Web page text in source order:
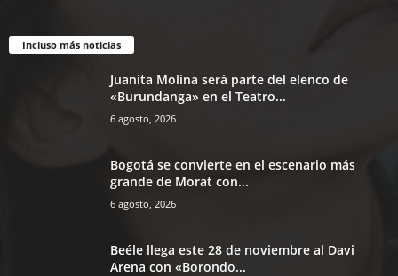
Incluso más noticias
Juanita Molina será parte del elenco de
«Burundanga» en el Teatro...
6 agosto, 2026
Bogotá se convierte en el escenario más
grande de Morat con...
6 agosto, 2026
Beéle llega este 28 de noviembre al Davi
Arena con «Borondo...